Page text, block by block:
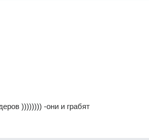
)))))))) -они и грабят